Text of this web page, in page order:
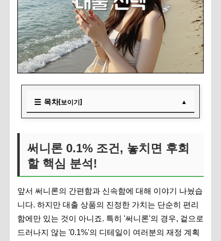
목차[보이기]
써니론, 현명하게 활용하는 꿀팁
자주 묻는 질문
써니론 0.1% 조건, 놓치면 후회
할 핵심 분석!
앞서 써니론의 간편함과 신속함에 대해 이야기 나눴습
니다. 하지만 대출 상품의 진정한 가치는 단순히 편리
함에만 있는 것이 아니죠. 특히 '써니론'의 경우, 겉으로
드러나지 않는 '0.1%'의 디테일이 여러분의 재정 계획